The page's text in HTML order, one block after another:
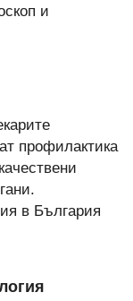
и
профилактика
в България